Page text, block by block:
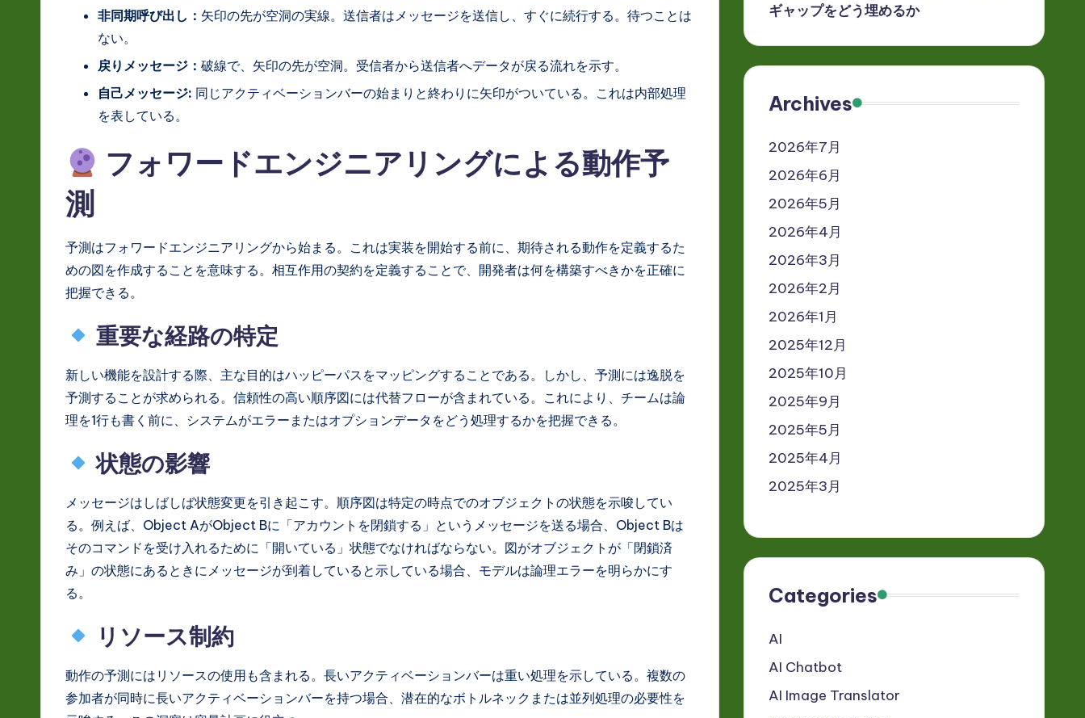
非同期呼び出し： 矢印の先が空洞の実線。送信者はメッセージを送信し、すぐに続行する。待つことは
ない。
戻りメッセージ： 破線で、矢印の先が空洞。受信者から送信者へデータが戻る流れを示す。
自己メッセージ: 同じアクティベーションバーの始まりと終わりに矢印がついている。これは内部処理
を表している。
フォワードエンジニアリングによる動作予
測
予測はフォワードエンジニアリングから始まる。これは実装を開始する前に、期待される動作を定義するた
めの図を作成することを意味する。相互作用の契約を定義することで、開発者は何を構築すべきかを正確に
把握できる。
重要な経路の特定
新しい機能を設計する際、主な目的はハッピーパスをマッピングすることである。しかし、予測には逸脱を
予測することが求められる。信頼性の高い順序図には代替フローが含まれている。これにより、チームは論
理を1行も書く前に、システムがエラーまたはオプションデータをどう処理するかを把握できる。
状態の影響
メッセージはしばしば状態変更を引き起こす。順序図は特定の時点でのオブジェクトの状態を示唆してい
る。例えば、Object AがObject Bに「アカウントを閉鎖する」というメッセージを送る場合、Object Bは
そのコマンドを受け入れるために「開いている」状態でなければならない。図がオブジェクトが「閉鎖済
み」の状態にあるときにメッセージが到着していると示している場合、モデルは論理エラーを明らかにす
る。
リソース制約
動作の予測にはリソースの使用も含まれる。長いアクティベーションバーは重い処理を示している。複数の
参加者が同時に長いアクティベーションバーを持つ場合、潜在的なボトルネックまたは並列処理の必要性を
ギャップをどう埋めるか
Archives
2026年7月
2026年6月
2026年5月
2026年4月
2026年3月
2026年2月
2026年1月
2025年12月
2025年10月
2025年9月
2025年5月
2025年4月
2025年3月
Categories
AI
AI Chatbot
AI Image Translator